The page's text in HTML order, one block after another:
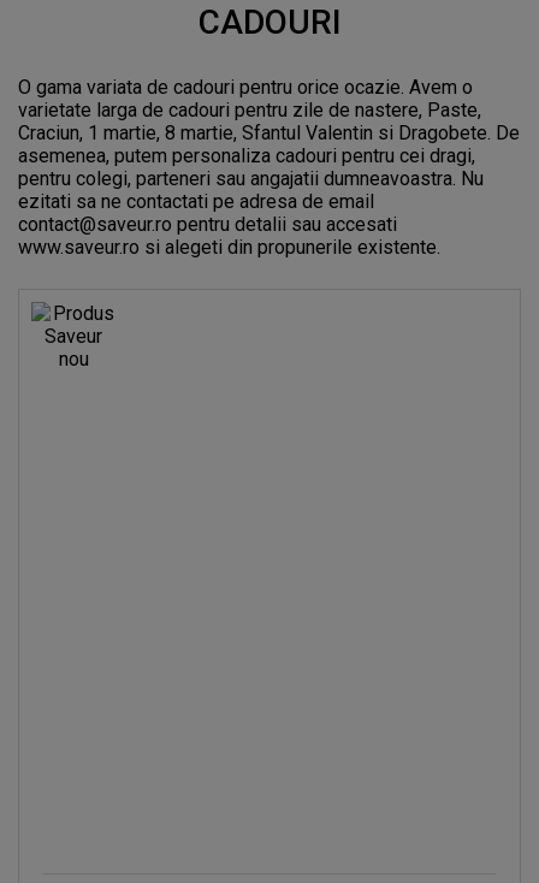
CADOURI
O gama variata de cadouri pentru orice ocazie. Avem o
varietate larga de cadouri pentru zile de nastere, Paste,
Craciun, 1 martie, 8 martie, Sfantul Valentin si Dragobete. De
asemenea, putem personaliza cadouri pentru cei dragi,
pentru colegi, parteneri sau angajatii dumneavoastra. Nu
ezitati sa ne contactati pe adresa de email
contact@saveur.ro pentru detalii sau accesati
www.saveur.ro si alegeti din propunerile existente.